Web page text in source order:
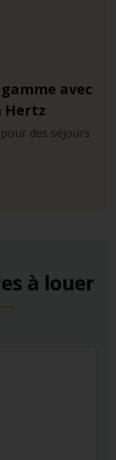
avec
Hertz
des séjours
à louer